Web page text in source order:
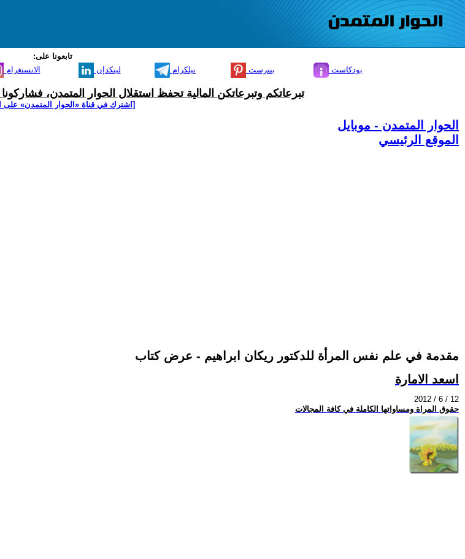
تابعونا على:
الانستغرام لينكدإن تيلكرام بنترست بودكاست
تبرعاتكم وتبرعاتكن المالية تحفظ استقلال الحوار المتمدن،
[اشترك في قناة ‫«الحوار المتمدن» على
الحوار المتمدن - موبايل
الموقع الرئيسي
مقدمة في علم نفس المرأة للدكتور ريكان ابراهيم - عرض كتاب
اسعد الامارة
2012 / 6 / 12
حقوق المراة ومساواتها الكاملة في كافة المجالات